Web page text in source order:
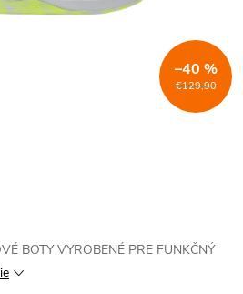
€129,90
–40 %
BOTY VYROBENÉ PRE FUNKČNÝ